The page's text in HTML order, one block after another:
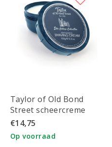
Taylor of Old Bond
Street scheercreme
150g Eton College
Collection
€14,75
Op voorraad